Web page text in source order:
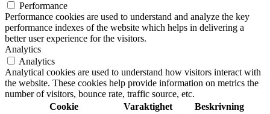
Performance
Performance cookies are used to understand and analyze the key
performance indexes of the website which helps in delivering a
better user experience for the visitors.
Analytics
Analytics
Analytical cookies are used to understand how visitors interact with
the website. These cookies help provide information on metrics the
number of visitors, bounce rate, traffic source, etc.
Cookie
Varaktighet Beskrivning